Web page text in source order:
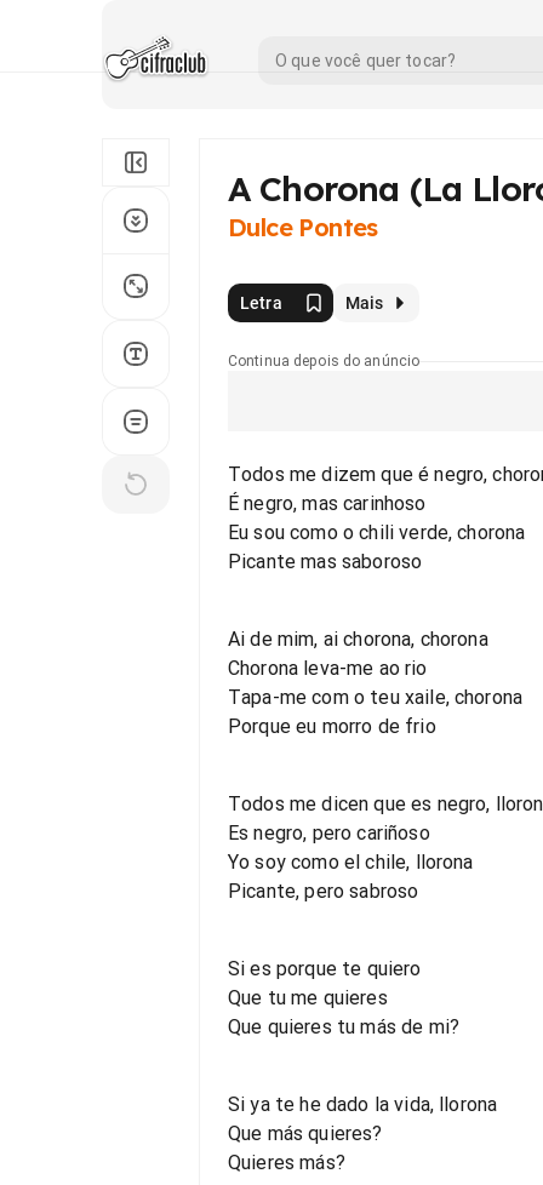
A Chorona (La
Dulce Pontes
Letra Mais
Continua depois do anúncio
Todos me dizem que é negro,
É negro, mas carinhoso
Eu sou como o chili verde, chorona
Picante mas saboroso
Ai de mim, ai chorona, chorona
Chorona leva-me ao rio
Tapa-me com o teu xaile, chorona
Porque eu morro de frio
Todos me dicen que es negro,
Es negro, pero cariñoso
Yo soy como el chile, llorona
Picante, pero sabroso
Si es porque te quiero
Que tu me quieres
Que quieres tu más de mi?
Si ya te he dado la vida, llorona
Que más quieres?
Quieres más?